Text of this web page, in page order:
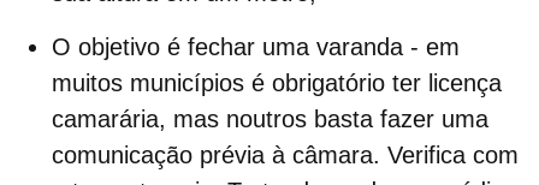
O objetivo é fechar uma varanda - em
muitos municípios é obrigatório ter licença
camarária, mas noutros basta fazer uma
comunicação prévia à câmara. Verifica com